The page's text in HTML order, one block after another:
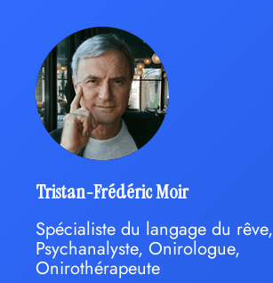
Tristan-Frédéric Moir
Spécialiste du langage du rêve,
Psychanalyste, Onirologue,
Onirothérapeute